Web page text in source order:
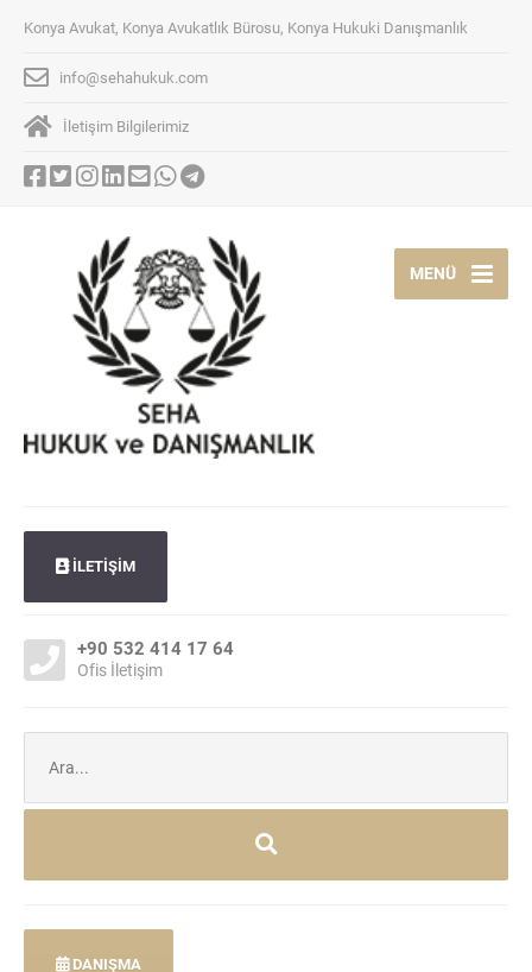
Konya Avukat, Konya Avukatlık Bürosu, Konya Hukuki Danışmanlık
info@sehahukuk.com
İletişim Bilgilerimiz
İLETİŞİM
+90 532 414 17 64
Ofis İletişim
MENÜ
ara:
DANIŞMA